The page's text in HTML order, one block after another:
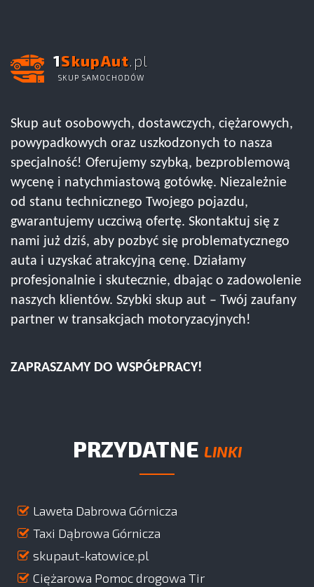
1SkupAut.pl
SKUP SAMOCHODÓW
Skup aut osobowych, dostawczych, ciężarowych,
powypadkowych oraz uszkodzonych to nasza
specjalność! Oferujemy szybką, bezproblemową
wycenę i natychmiastową gotówkę. Niezależnie
od stanu technicznego Twojego pojazdu,
gwarantujemy uczciwą ofertę. Skontaktuj się z
nami już dziś, aby pozbyć się problematycznego
auta i uzyskać atrakcyjną cenę. Działamy
profesjonalnie i skutecznie, dbając o zadowolenie
naszych klientów. Szybki skup aut – Twój zaufany
partner w transakcjach motoryzacyjnych!
ZAPRASZAMY DO WSPÓŁPRACY!
PRZYDATNE LINKI
Laweta Dabrowa Górnicza
Taxi Dąbrowa Górnicza
skupaut-katowice.pl
Ciężarowa Pomoc drogowa Tir